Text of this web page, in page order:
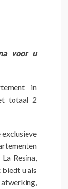
voor u
in
totaal 2
exclusieve
Resina,
biedt u als